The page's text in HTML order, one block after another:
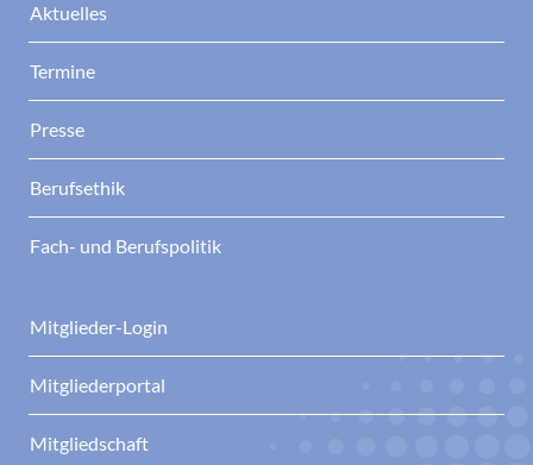
Aktuelles
Termine
Presse
Berufsethik
Fach- und Berufspolitik
Mitglieder-Login
Mitgliederportal
Mitgliedschaft